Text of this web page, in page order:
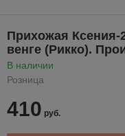
Прихожая Ксения-
венге (Рикко).
В наличии
Розница
410 руб.